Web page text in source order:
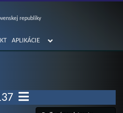
republiky
APLIKÁCIE